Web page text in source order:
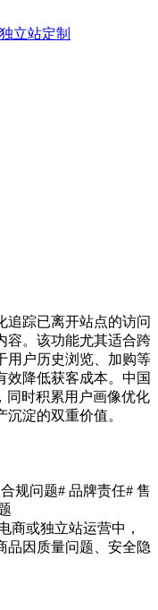
立站定制
追踪已离开站点的访问
容。该功能尤其适合跨
用户历史浏览、加购等
效降低获客成本。中国
同时积累用户画像优化
淀的双重价值。
规问题# 品牌责任# 售
商或独立站运营中，
品因质量问题、安全隐